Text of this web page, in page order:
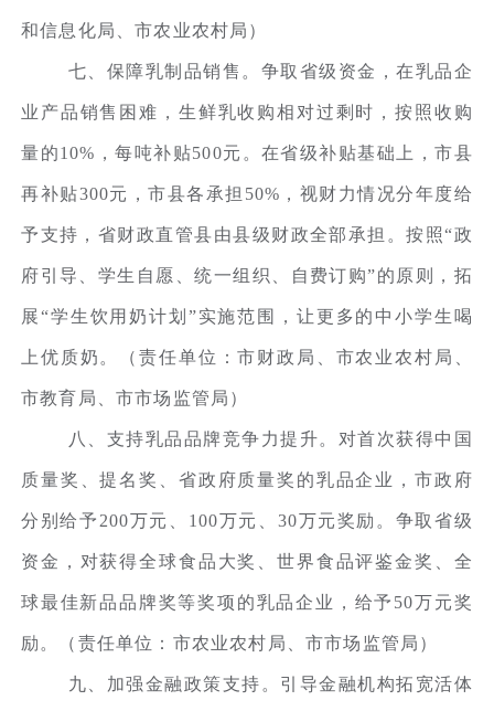
和信息化局、市农业农村局）
七、保障乳制品销售。争取省级资金，在乳品企
业产品销售困难，生鲜乳收购相对过剩时，按照收购
量的10%，每吨补贴500元。在省级补贴基础上，市县
再补贴300元，市县各承担50%，视财力情况分年度给
予支持，省财政直管县由县级财政全部承担。按照“政
府引导、学生自愿、统一组织、自费订购”的原则，拓
展“学生饮用奶计划”实施范围，让更多的中小学生喝
上优质奶。（责任单位：市财政局、市农业农村局、
市教育局、市市场监管局）
八、支持乳品品牌竞争力提升。对首次获得中国
质量奖、提名奖、省政府质量奖的乳品企业，市政府
分别给予200万元、100万元、30万元奖励。争取省级
资金，对获得全球食品大奖、世界食品评鉴金奖、全
球最佳新品品牌奖等奖项的乳品企业，给予50万元奖
励。（责任单位：市农业农村局、市市场监管局）
九、加强金融政策支持。引导金融机构拓宽活体